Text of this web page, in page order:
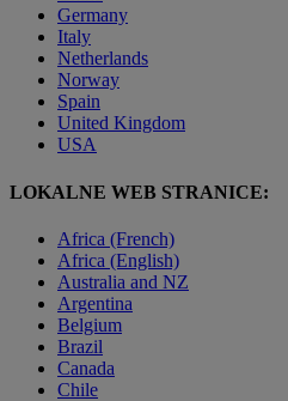
Germany
Italy
Netherlands
Norway
Spain
United Kingdom
USA
LOKALNE WEB STRANICE:
Africa (French)
Africa (English)
Australia and NZ
Argentina
Belgium
Brazil
Canada
Chile